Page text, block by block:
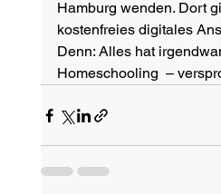
Hamburg wenden. Dort
kostenfreies digitales
Denn: Alles hat
Homeschooling  –